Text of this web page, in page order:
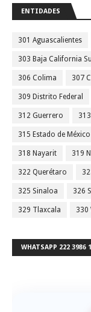
ENTIDADES
301 Aguascalientes
303 Baja California
306 Colima 307
309 Distrito Federal
312 Guerrero
315 Estado de México
318 Nayarit 319
322 Querétaro
325 Sinaloa 326
329 Tlaxcala 330
WHATSAPP 222 3986